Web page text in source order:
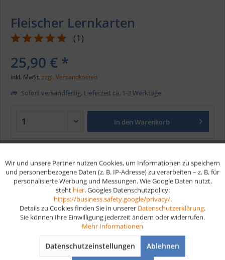
Fleischer Lernkarten
(1 )
25,90 € *
inkl. MwSt. zzgl. Versandkosten
Sofort versandfertig, Lieferzeit ca. 1-3 Werktage
In den Warenkorb
Artikel-Nr.:
135
EAN
9783961591244
Vorteile
Kostenloser Versand ab € 35,- Bestellwert
Schnelle Lieferung
Verschiedene Zahlungsmöglichkeiten
Funktionale Aktiv
Aktiv
Wir und unsere Partner nutzen Cookies, um Informationen zu speichern
und personenbezogene Daten (z. B. IP-Adresse) zu verarbeiten – z. B. für
personalisierte Werbung und Messungen. Wie Google Daten nutzt,
steht hier. Googles Datenschutzpolicy:
https://business.safety.google/privacy/.
Details zu Cookies finden Sie in unserer Datenschutzerklärung.
Sie können Ihre Einwilligung jederzeit ändern oder widerrufen.
Mehr Informationen
Datenschutzeinstellungen Ablehnen